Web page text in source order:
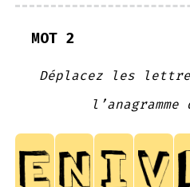
MOT 2
Déplacez les